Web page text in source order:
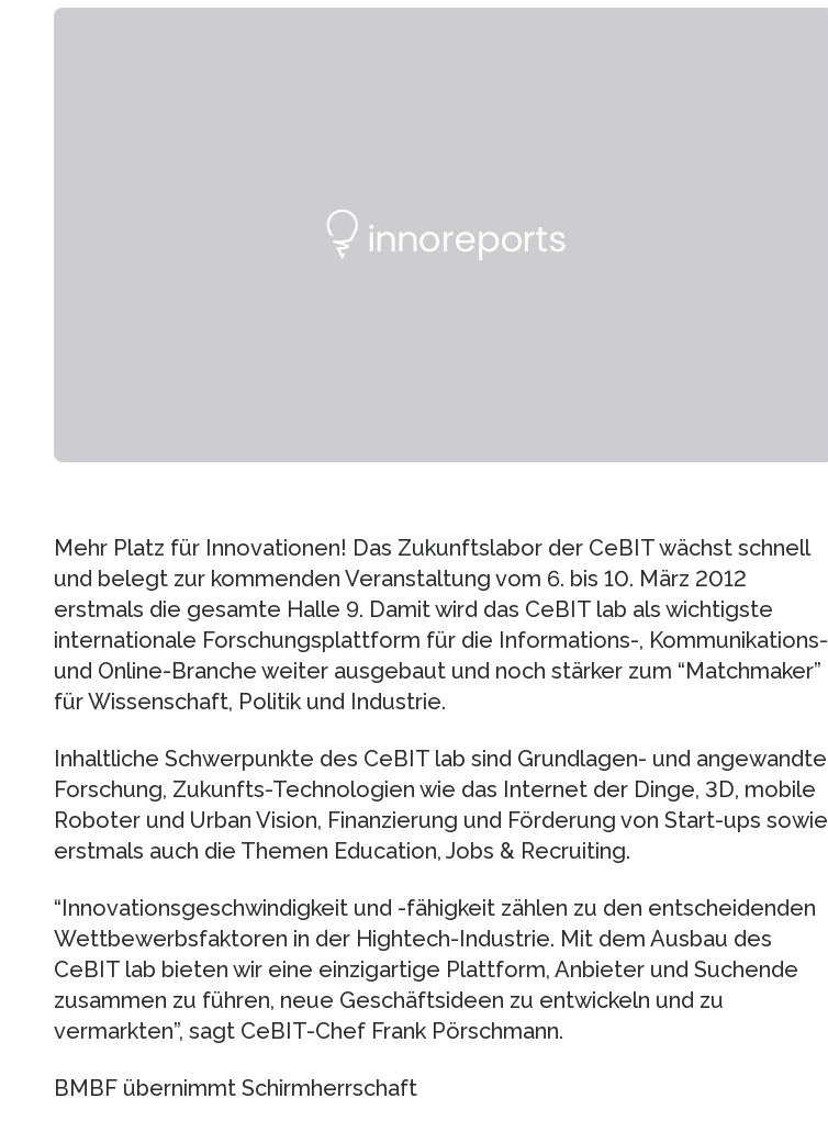
Mehr Platz für Innovationen! Das Zukunftslabor der CeBIT wächst schnell
und belegt zur kommenden Veranstaltung vom 6. bis 10. März 2012
erstmals die gesamte Halle 9. Damit wird das CeBIT lab als wichtigste
internationale Forschungsplattform für die Informations-, Kommunikations-
und Online-Branche weiter ausgebaut und noch stärker zum “Matchmaker”
für Wissenschaft, Politik und Industrie.
Inhaltliche Schwerpunkte des CeBIT lab sind Grundlagen- und angewandte
Forschung, Zukunfts-Technologien wie das Internet der Dinge, 3D, mobile
Roboter und Urban Vision, Finanzierung und Förderung von Start-ups sowie
erstmals auch die Themen Education, Jobs & Recruiting.
“Innovationsgeschwindigkeit und -fähigkeit zählen zu den entscheidenden
Wettbewerbsfaktoren in der Hightech-Industrie. Mit dem Ausbau des
CeBIT lab bieten wir eine einzigartige Plattform, Anbieter und Suchende
zusammen zu führen, neue Geschäftsideen zu entwickeln und zu
vermarkten”, sagt CeBIT-Chef Frank Pörschmann.
BMBF übernimmt Schirmherrschaft